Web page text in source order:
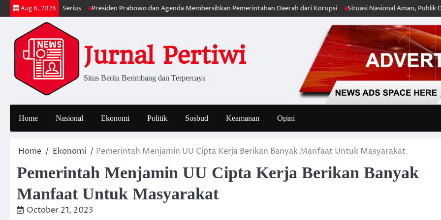
Skip
to
content
Aug 8, 2026
Lebih Serius Presiden Prabowo dan Agenda Membersihkan Pemerintahan Daerah dari Korupsi Situasi Nasional Aman, Publik Diimbau
Jurnal Pertiwi
Situs Berita Berimbang dan Terpercaya
Home Nasional Ekonomi Politik Sosbud Keamanan Opini
Home Ekonomi Pemerintah Menjamin UU Cipta Kerja Berikan Banyak Manfaat Untuk Masyarakat
Pemerintah Menjamin UU Cipta Kerja Berikan Banyak
Manfaat Untuk Masyarakat
October 21, 2023